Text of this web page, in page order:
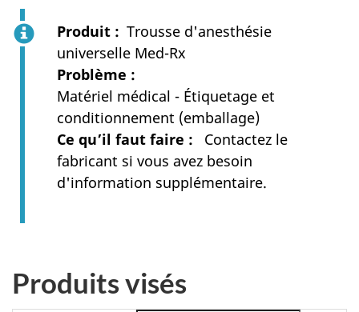
Produit
Trousse d'anesthésie
universelle Med-Rx
Problème
Matériel médical - Étiquetage et
conditionnement (emballage)
Ce qu’il faut faire
Contactez le
fabricant si vous avez besoin
d'information supplémentaire.
Produits visés